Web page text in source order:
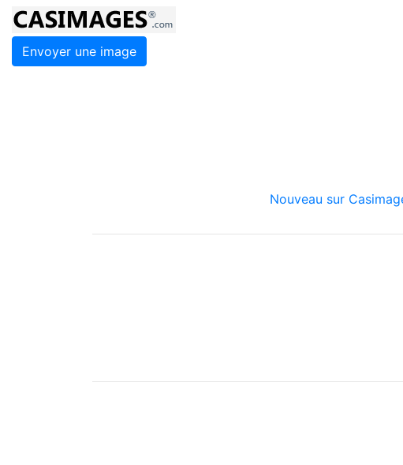
Envoyer une image
Nouveau sur